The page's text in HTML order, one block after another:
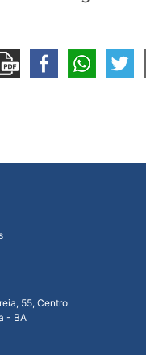
55, Centro
- BA